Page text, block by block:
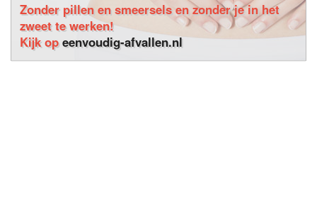
Zonder pillen en smeersels en zonder je in het
zweet te werken!
Kijk opeenvoudig-afvallen.nl